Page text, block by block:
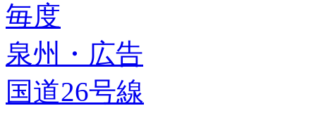
毎度
泉州・広告
国道26号線